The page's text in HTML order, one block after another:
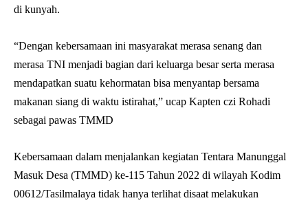
di kunyah.
“Dengan kebersamaan ini masyarakat merasa senang dan
merasa TNI menjadi bagian dari keluarga besar serta merasa
mendapatkan suatu kehormatan bisa menyantap bersama
makanan siang di waktu istirahat,” ucap Kapten czi Rohadi
sebagai pawas TMMD
Kebersamaan dalam menjalankan kegiatan Tentara Manunggal
Masuk Desa (TMMD) ke-115 Tahun 2022 di wilayah Kodim
00612/Tasilmalaya tidak hanya terlihat disaat melakukan